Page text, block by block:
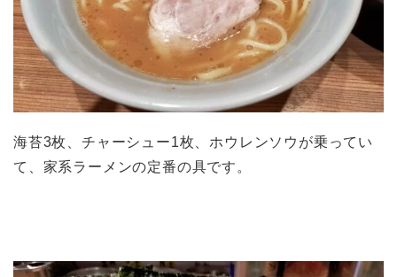
海苔3枚、チャーシュー1枚、ホウレンソウが乗ってい
て、家系ラーメンの定番の具です。